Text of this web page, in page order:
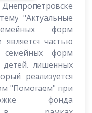
"Актуальные
форм
является частью
семейных форм
детей, лишенных
реализуется
"Помогаем" при
фонда